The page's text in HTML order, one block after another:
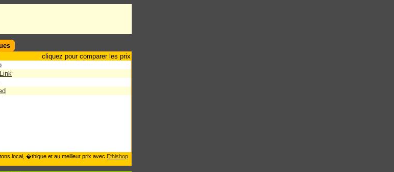
cliquez pour comparer les prix
local, �thique et au meilleur prix avec Ethishop